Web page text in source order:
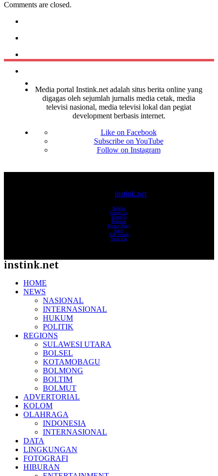
Comments are closed.
Media portal Instink.net adalah situs berita online yang
digagas oleh sejumlah jurnalis media cetak, media
televisi nasional, media televisi lokal dan pegiat
development berbasis internet.
Like on Facebook
Subscribe on YouTube
Follow on Instagram
instink.net
Redaksi
Contact Us
About Us
Pedoman
Privacy Policy
Karir
SOP Jurnalis
Kode Etik
instink.net
HOME
NEWS
NASIONAL
INTERNASIONAL
HUKUM
POLITIK
REGIONS
SULAWESI UTARA
BOLSEL
KOTAMOBAGU
BOLMONG
BOLTIM
BOLMUT
ADVERTORIAL
KOLOM
OLAHRAGA
INDONESIA
INTERNASIONAL
DATA
LINGKUNGAN
FOTOGRAFI
HIBURAN